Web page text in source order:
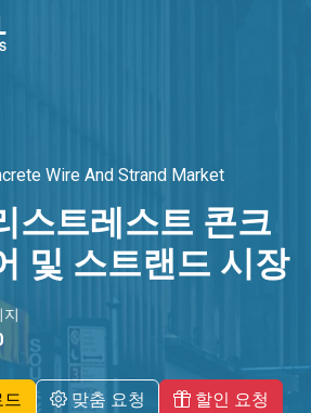
Wire And Strand Market
스트레스트 콘크
및 스트랜드 시장
지
드 맞춤 요청 할인 요청